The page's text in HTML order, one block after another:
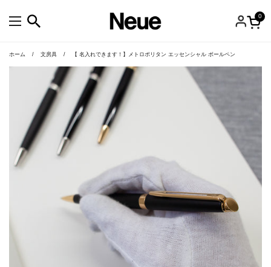
メニューを開く
カー
0
ホーム / 文房具 / 【 名入れできます！】メトロポリタン エッセンシャル ボールペン